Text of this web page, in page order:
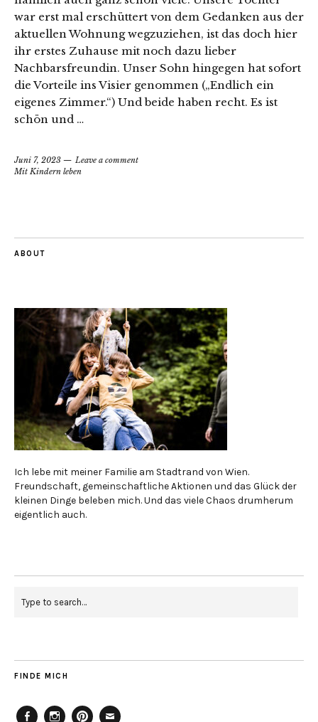
war erst mal erschüttert von dem Gedanken aus der
aktuellen Wohnung wegzuziehen, ist das doch hier
ihr erstes Zuhause mit noch dazu lieber
Nachbarsfreundin. Unser Sohn hingegen hat sofort
die Vorteile ins Visier genommen („Endlich ein
eigenes Zimmer.“) Und beide haben recht. Es ist
schön und …
Juni 7, 2023
Leave a comment
Mit Kindern leben
ABOUT
Ich lebe mit meiner Familie am Stadtrand von Wien.
Freundschaft, gemeinschaftliche Aktionen und das Glück der
kleinen Dinge beleben mich. Und das viele Chaos drumherum
eigentlich auch.
FINDE MICH